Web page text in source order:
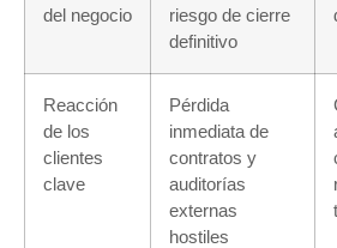
del negocio
riesgo de cierre
definitivo
Reacción
de los
clientes
clave
Pérdida
inmediata de
contratos y
auditorías
externas
hostiles